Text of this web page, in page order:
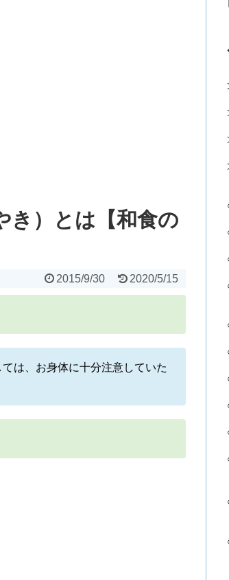
き）とは【和食の
2015/9/30 2020/5/15
は、お身体に十分注意していた